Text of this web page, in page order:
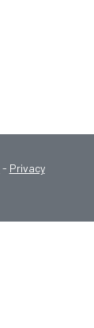
- Privacy